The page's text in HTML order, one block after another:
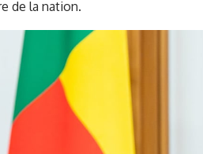
de la nation.